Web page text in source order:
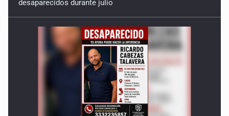
SSPC, participa en búsqueda de Ricardo Cabezas